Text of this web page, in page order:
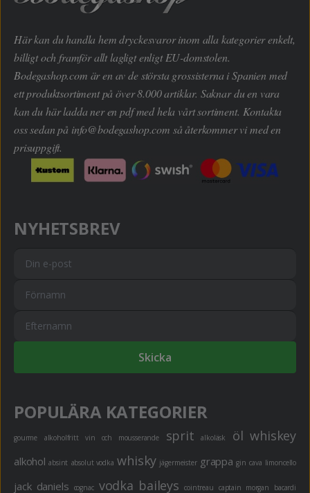
Här kan du handla hem dryckesvaror inom alla kategorier enkelt,
billigt och framför allt lagligt enligt EU-domstolen.
Bodegashop.com är en av de största grossisterna i Spanien med
ett produktsortiment på över 8.000 artiklar. Saknar du en vara
kan du här ladda ner en pdf med hela vårt sortiment. Kontakta
oss sedan på info@bodegashop.com så återkommer vi med en
prisuppgift.
NYHETSBREV
Skicka
POPULÄRA KATEGORIER
gourme alkoholfritt vin och mousserande sprit alkoläsk öl whiskey
alkohol absint absolut vodka whisky jägermeister grappa gin cava limoncello
jack daniels cognac vodka baileys cointreau captain morgan bacardi